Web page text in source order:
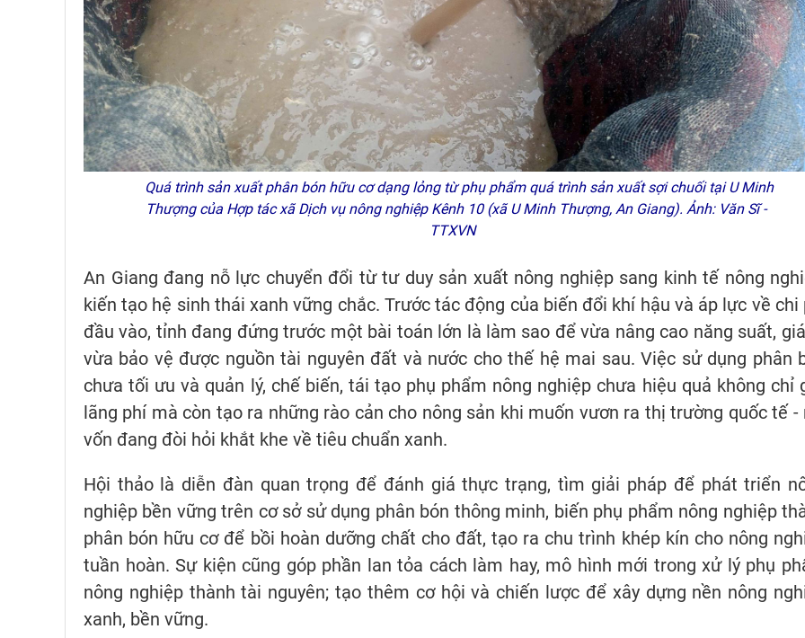
Quá trình sản xuất phân bón hữu cơ dạng lỏng từ phụ phẩm quá trình sản xuất sợi chuối tại U Minh
Thượng của Hợp tác xã Dịch vụ nông nghiệp Kênh 10 (xã U Minh Thượng, An Giang). Ảnh: Văn Sĩ -
TTXVN
An Giang đang nỗ lực chuyển đổi từ tư duy sản xuất nông nghiệp sang kinh tế nông
kiến tạo hệ sinh thái xanh vững chắc. Trước tác động của biến đổi khí hậu và áp lực về chi
đầu vào, tỉnh đang đứng trước một bài toán lớn là làm sao để vừa nâng cao năng suất,
vừa bảo vệ được nguồn tài nguyên đất và nước cho thế hệ mai sau. Việc sử dụng phân
chưa tối ưu và quản lý, chế biến, tái tạo phụ phẩm nông nghiệp chưa hiệu quả không chỉ
lãng phí mà còn tạo ra những rào cản cho nông sản khi muốn vươn ra thị trường quốc tế -
vốn đang đòi hỏi khắt khe về tiêu chuẩn xanh.
Hội thảo là diễn đàn quan trọng để đánh giá thực trạng, tìm giải pháp để phát triển
nghiệp bền vững trên cơ sở sử dụng phân bón thông minh, biến phụ phẩm nông nghiệp
phân bón hữu cơ để bồi hoàn dưỡng chất cho đất, tạo ra chu trình khép kín cho nông
tuần hoàn. Sự kiện cũng góp phần lan tỏa cách làm hay, mô hình mới trong xử lý phụ
nông nghiệp thành tài nguyên; tạo thêm cơ hội và chiến lược để xây dựng nền nông
xanh, bền vững.